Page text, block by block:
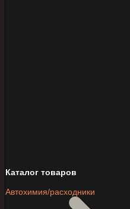
Каталог товаров
Автохимия/расходники